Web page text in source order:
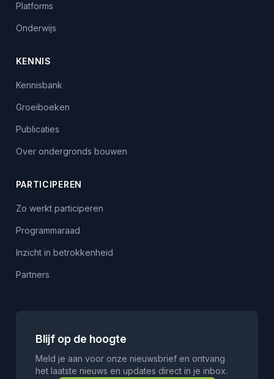
Platforms
Onderwijs
KENNIS
Kennisbank
Groeiboeken
Publicaties
Over ondergronds bouwen
PARTICIPEREN
Zo werkt participeren
Programmaraad
Inzicht in betrokkenheid
Partners
Blijf op de hoogte
Meld je aan voor onze nieuwsbrief en ontvang
het laatste nieuws en updates direct in je inbox.